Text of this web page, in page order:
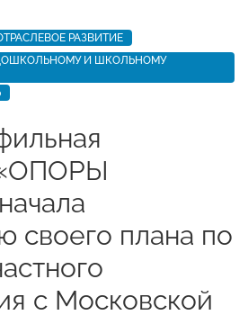
РАЗВИТИЕ
И ШКОЛЬНОМУ
своего плана по
с Московской